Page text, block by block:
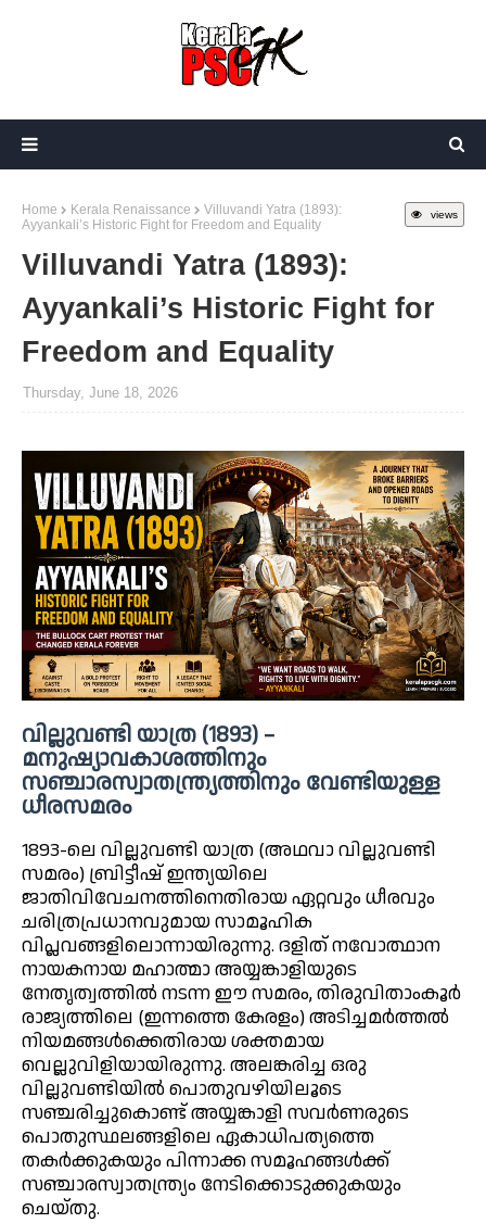
views
Home Kerala Renaissance
Villuvandi Yatra (1893):
Ayyankali’s Historic Fight for Freedom and Equality
Villuvandi Yatra (1893):
Ayyankali’s Historic Fight for
Freedom and Equality
Thursday, June 18, 2026
വില്ലുവണ്ടി യാത്ര (1893) –
മനുഷ്യാവകാശത്തിനും
സഞ്ചാരസ്വാതന്ത്ര്യത്തിനും വേണ്ടിയുള്ള
ധീരസമരം
1893-ലെ വില്ലുവണ്ടി യാത്ര (അഥവാ വില്ലുവണ്ടി
സമരം) ബ്രിട്ടീഷ് ഇന്ത്യയിലെ
ജാതിവിവേചനത്തിനെതിരായ ഏറ്റവും ധീരവും
ചരിത്രപ്രധാനവുമായ സാമൂഹിക
വിപ്ലവങ്ങളിലൊന്നായിരുന്നു. ദളിത് നവോത്ഥാന
നായകനായ മഹാത്മാ അയ്യങ്കാളിയുടെ
നേതൃത്വത്തിൽ നടന്ന ഈ സമരം, തിരുവിതാംകൂർ
രാജ്യത്തിലെ (ഇന്നത്തെ കേരളം) അടിച്ചമർത്തൽ
നിയമങ്ങൾക്കെതിരായ ശക്തമായ
വെല്ലുവിളിയായിരുന്നു. അലങ്കരിച്ച ഒരു
വില്ലുവണ്ടിയിൽ പൊതുവഴിയിലൂടെ
സഞ്ചരിച്ചുകൊണ്ട് അയ്യങ്കാളി സവർണരുടെ
പൊതുസ്ഥലങ്ങളിലെ ഏകാധിപത്യത്തെ
തകർക്കുകയും പിന്നാക്ക സമൂഹങ്ങൾക്ക്
സഞ്ചാരസ്വാതന്ത്ര്യം നേടിക്കൊടുക്കുകയും
ചെയ്തു.